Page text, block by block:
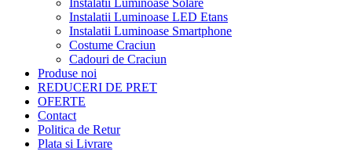
Instalatii Luminoase Solare
Instalatii Luminoase LED Etans
Instalatii Luminoase Smartphone
Costume Craciun
Cadouri de Craciun
Produse noi
REDUCERI DE PRET
OFERTE
Contact
Politica de Retur
Plata si Livrare